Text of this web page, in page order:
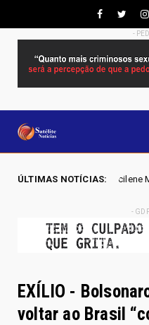
-
ÚLTIMAS NOTÍCIAS:
- Joscilene Mangão lidera
-
EXÍLIO -
voltar ao Brasil